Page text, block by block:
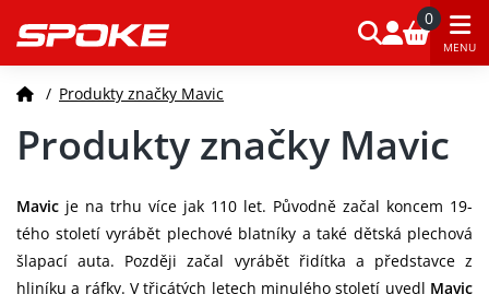
0
MENU
/ Produkty značky Mavic
Produkty značky Mavic
Mavic je na trhu více jak 110 let. Původně začal koncem 19-
tého století vyrábět plechové blatníky a také dětská plechová
šlapací auta. Později začal vyrábět řidítka a představce z
hliníku a ráfky. V třicátých letech minulého století uvedl Mavic